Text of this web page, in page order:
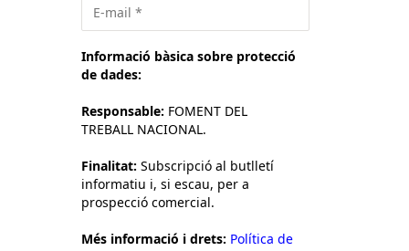
Informació bàsica sobre protecció
de dades:
Responsable: FOMENT DEL
TREBALL NACIONAL.
Finalitat: Subscripció al butlletí
informatiu i, si escau, per a
prospecció comercial.
Més informació i drets: Política de